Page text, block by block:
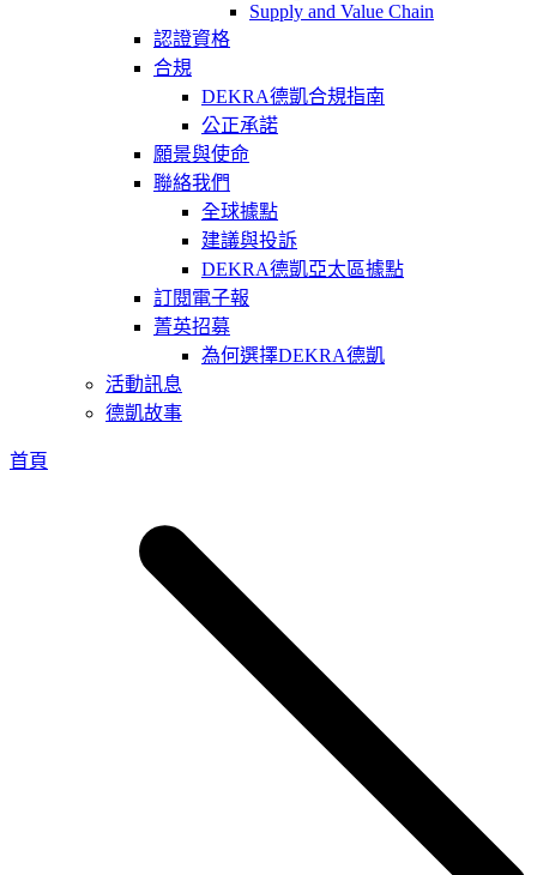
Supply and Value Chain
認證資格
合規
DEKRA德凱合規指南
公正承諾
願景與使命
聯絡我們
全球據點
建議與投訴
DEKRA德凱亞太區據點
訂閱電子報
菁英招募
為何選擇DEKRA德凱
活動訊息
德凱故事
首頁